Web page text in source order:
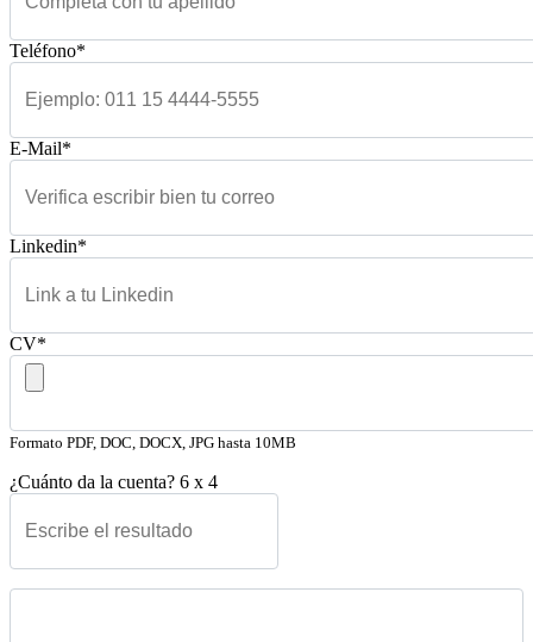
Teléfono*
E-Mail*
Linkedin*
CV*
Formato PDF, DOC, DOCX, JPG hasta 10MB
¿Cuánto da la cuenta? 6 x 4
Please leave this field empty.